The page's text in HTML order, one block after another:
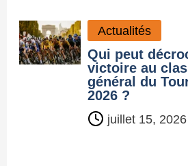
Actualités
Qui peut
victoire au
général du
2026 ?
juillet 15, 2026